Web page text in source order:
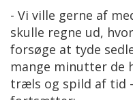
- Vi ville gerne af
skulle regne ud,
forsøge at tyde
mange minutter de
træls og spild af tid